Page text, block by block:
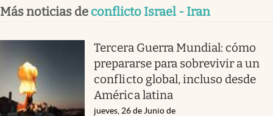
Más noticias de conflicto Israel - Iran
Tercera Guerra Mundial: cómo
prepararse para sobrevivir a un
conflicto global, incluso desde
América latina
jueves, 26 de Junio de